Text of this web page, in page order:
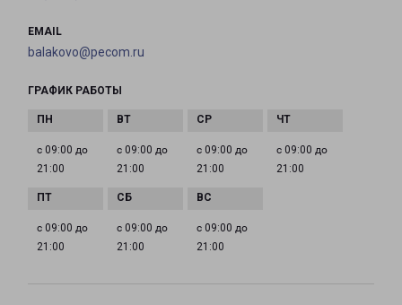
EMAIL
balakovo@pecom.ru
ГРАФИК РАБОТЫ
с 09:00 до
21:00
с 09:00 до
21:00
с 09:00 до
21:00
с 09:00 до
21:00
с 09:00 до
21:00
с 09:00 до
21:00
с 09:00 до
21:00